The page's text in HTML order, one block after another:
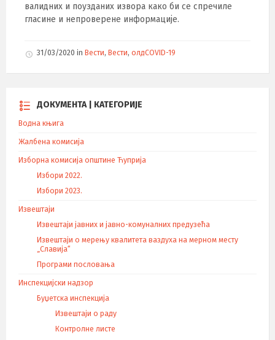
валидних и поузданих извора како би се спречиле
гласине и непроверене информације.
31/03/2020 in Вести, Вести, олдCOVID-19
ДОКУМЕНТА | КАТЕГОРИЈЕ
Водна књига
Жалбена комисија
Изборна комисија општине Ћуприја
Избори 2022.
Избори 2023.
Извештаји
Извештаји јавних и јавно-комуналних предузећа
Извештаји о мерењу квалитета ваздуха на мерном месту
„Славија“
Програми пословања
Инспекцијски надзор
Буџетска инспекција
Извештаји о раду
Контролне листе